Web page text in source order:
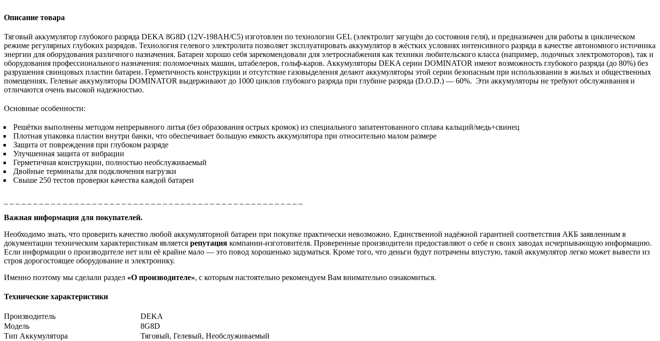
Описание товара
Тяговый аккумулятор глубокого разряда DEKA 8G8D (12V-198AH/C5) изготовлен по технологии GEL (электролит загущён до состояния геля), и предназначен для работы в циклическом
режиме регулярных глубоких разрядов. Технология гелевого электролита позволяет эксплуатировать аккумулятор в жёстких условиях интенсивного разряда в качестве автономного источника
энергии для оборудования различного назначения. Батареи хорошо себя зарекомендовали для элетроснабжения как техники любительского класса (например, лодочных электромоторов), так и
оборудования профессионального назначения: поломоечных машин, штабелеров, гольф-каров. Аккумуляторы DEKA серии DOMINATOR имеют возможность глубокого разряда (до 80%) без
разрушения свинцовых пластин батареи. Герметичность конструкции и отсутствие газовыделения делают аккумуляторы этой серии безопасным при использовании в жилых и общественных
помещениях. Гелевые аккумуляторы DOMINATOR выдерживают до 1000 циклов глубокого разряда при глубине разряда (D.O.D.) — 60%. Эти аккумуляторы не требуют обслуживания и
отличаются очень высокой надежностью.
Основные особенности:
Решётки выполнены методом непрерывного литья (без образования острых кромок) из специального запатентованного сплава кальций/медь+свинец
Плотная упаковка пластин внутри банки, что обеспечивает большую емкость аккумулятора при относительно малом размере
Защита от повреждения при глубоком разряде
Улучшенная защита от вибрации
Герметичная конструкции, полностью необслуживаемый
Двойные терминалы для подключения нагрузки
Свыше 250 тестов проверки качества каждой батареи
Важная информация для покупателей.
Необходимо знать, что проверить качество любой аккумуляторной батареи при покупке практически невозможно. Единственной надёжной гарантией соответствия АКБ заявленным в
документации техническим характеристикам является репутация компании-изготовителя. Проверенные производители предоставляют о себе и своих заводах исчерпывающую информацию.
Если информации о производителе нет или её крайне мало — это повод хорошенько задуматься. Кроме того, что деньги будут потрачены впустую, такой аккумулятор легко может вывести из
строя дорогостоящее оборудование и электронику.
Именно поэтому мы сделали раздел «О производителе», с которым настоятельно рекомендуем Вам внимательно ознакомиться.
Технические характеристики
Производитель
DEKA
Модель
8G8D
Тип Аккумулятора
Тяговый, Гелевый, Необслуживаемый